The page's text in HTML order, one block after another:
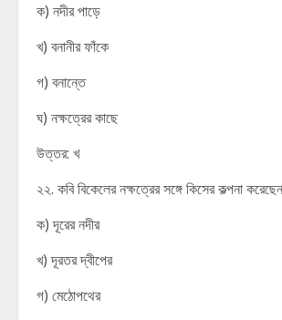
ক) নদীর পাড়ে
খ) বনানীর ফাঁকে
গ) বনান্তে
ঘ) নক্ষত্রের কাছে
উত্তর: খ
২২. কবি বিকেলের নক্ষত্রের সঙ্গে কিসের কল্পনা
ক) দূরের নদীর
খ) দূরতর দ্বীপের
গ) মেঠোপথের